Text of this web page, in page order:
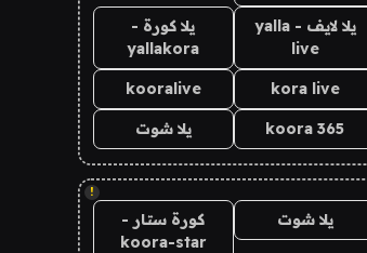
يلا لايف - yalla
live
يلا كورة -
yallakora
kora live
kooralive
koora 365 يلا شوت
!
يلا شوت
كورة ستار -
koora-star